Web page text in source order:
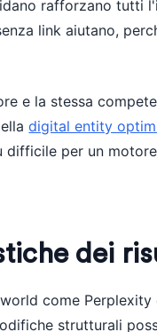
rafforzano tutti
link aiutano,
e la stessa
digital entity
difficile per un
dei
come Perplexity
strutturali